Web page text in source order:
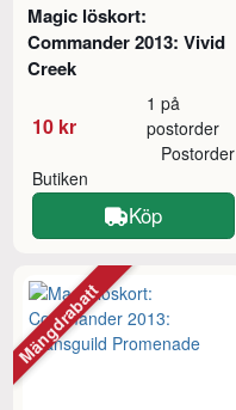
Magic löskort:
Commander 2013: Vivid
Creek
10 kr
1 på
postorder
Butiken
Postorder
Köp
Mängdrabatt